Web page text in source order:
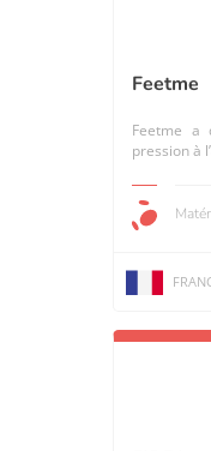
Feetme
Feetme a
pression à